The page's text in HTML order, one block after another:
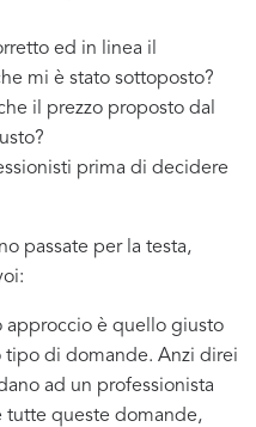
ed in linea il
mi è stato sottoposto?
il prezzo proposto dal
prima di decidere
passate per la testa,
approccio è quello giusto
tipo di domande. Anzi direi
ad un professionista
tutte queste domande,